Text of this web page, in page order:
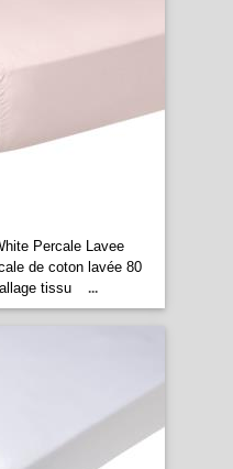
Percale Lavee
de coton lavée 80
tissu
...